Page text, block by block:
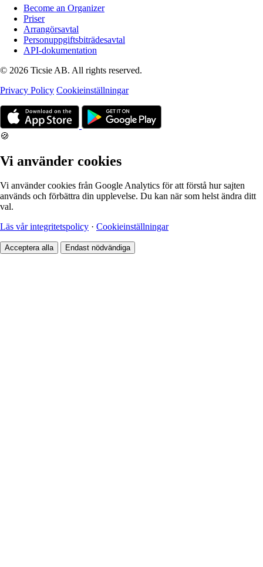
Become an Organizer
Priser
Arrangörsavtal
Personuppgiftsbiträdesavtal
API-dokumentation
© 2026 Ticsie AB. All rights reserved.
Privacy Policy Cookieinställningar
🍪
Vi använder cookies
Vi använder cookies från Google Analytics för att förstå hur sajten
används och förbättra din upplevelse. Du kan när som helst ändra ditt
val.
Läs vår integritetspolicy · Cookieinställningar
Acceptera alla Endast nödvändiga